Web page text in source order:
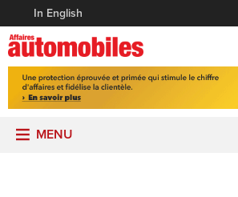
In English
MENU